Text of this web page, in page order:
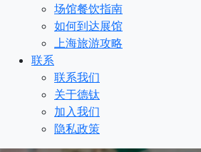
场馆餐饮指南
如何到达展馆
上海旅游攻略
联系
联系我们
关于德钛
加入我们
隐私政策